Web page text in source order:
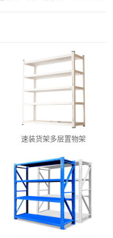
速装货架多层置物架